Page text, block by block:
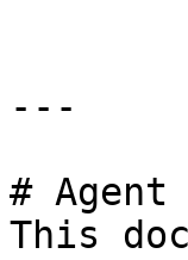
---
#
This